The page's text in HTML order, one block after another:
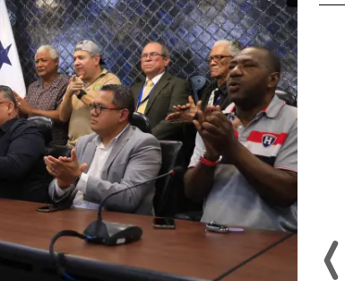
Video, Japón: Terremoto
deja heridos y graves
daños en Kumamoto